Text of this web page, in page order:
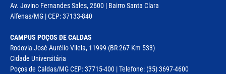
Av. Jovino Fernandes Sales, 2600 | Bairro Santa Clara
Alfenas/MG | CEP: 37133-840
CAMPUS POÇOS DE CALDAS
Rodovia José Aurélio Vilela, 11999 (BR 267 Km 533)
Cidade Universitária
Poços de Caldas/MG CEP: 37715-400 | Telefone: (35) 3697-4600